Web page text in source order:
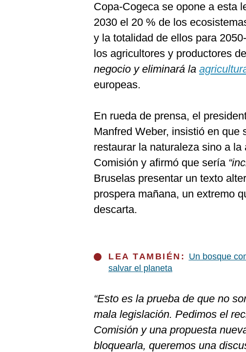
Copa-Cogeca se opone a esta
2030 el 20 % de los
y la totalidad de ellos para
los agricultores y productores
negocio y eliminará la
europeas.
En rueda de prensa, el
Manfred Weber, insistió en que
restaurar la naturaleza sino a
Comisión y afirmó que sería
Bruselas presentar un texto
prospera mañana, un extremo
descarta.
LEA TAMBIÉN: Un bosque
salvar el planeta
“Esto es la prueba de que no
mala legislación. Pedimos el
Comisión y una propuesta
bloquearla, queremos una